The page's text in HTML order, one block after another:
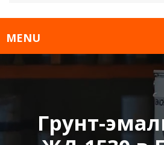
Грунт-